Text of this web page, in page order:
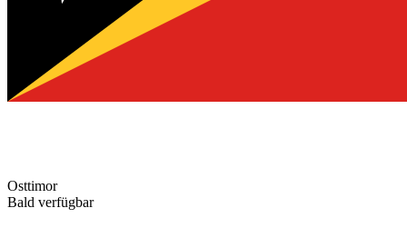
Osttimor
Bald verfügbar